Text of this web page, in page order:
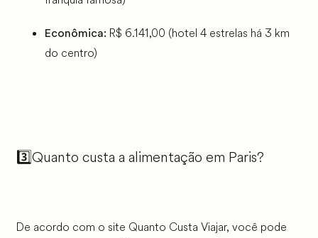
Econômica: R$ 6.141,00 (hotel 4 estrelas há 3 km
do centro)
3️⃣Quanto custa a alimentação em Paris?
De acordo com o site Quanto Custa Viajar, você pode